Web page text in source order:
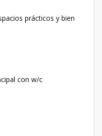
prácticos y bien
con w/c